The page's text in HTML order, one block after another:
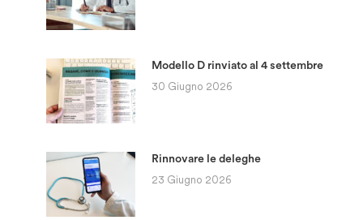
Modello D rinviato al 4 settembre
30 Giugno 2026
Rinnovare le deleghe
23 Giugno 2026